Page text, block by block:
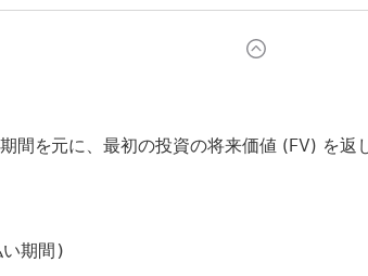
間を元に、最初の投資の将来価値 (FV) を返
期間)